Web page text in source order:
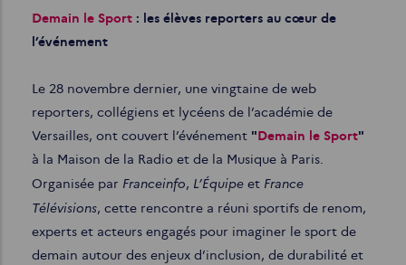
Demain le Sport : les élèves reporters au cœur de
l’événement
Le 28 novembre dernier, une vingtaine de web
reporters, collégiens et lycéens de l’académie de
Versailles, ont couvert l’événement "Demain le Sport"
à la Maison de la Radio et de la Musique à Paris.
Organisée par Franceinfo, L’Équipe et France
Télévisions, cette rencontre a réuni sportifs de renom,
experts et acteurs engagés pour imaginer le sport de
demain autour des enjeux d’inclusion, de durabilité et